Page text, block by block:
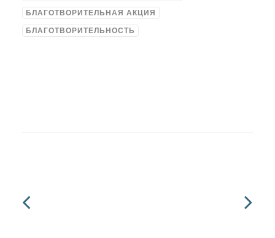
БЛАГОТВОРИТЕЛЬНАЯ АКЦИЯ
БЛАГОТВОРИТЕЛЬНОСТЬ